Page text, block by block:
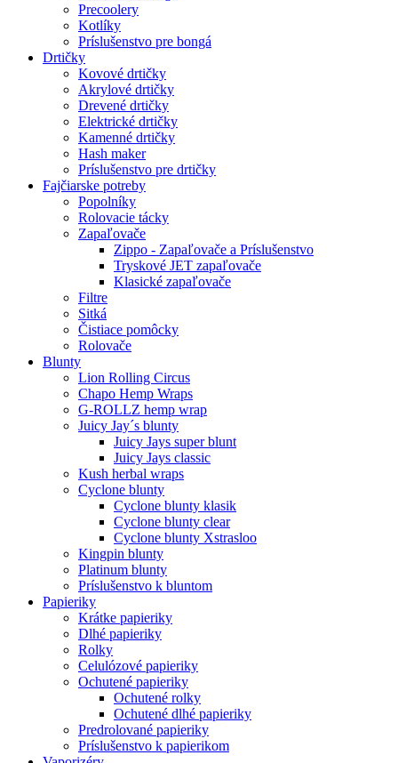
Precoolery
Kotlíky
Príslušenstvo pre bongá
Drtičky
Kovové drtičky
Akrylové drtičky
Drevené drtičky
Elektrické drtičky
Kamenné drtičky
Hash maker
Príslušenstvo pre drtičky
Fajčiarske potreby
Popolníky
Rolovacie tácky
Zapaľovače
Zippo - Zapaľovače a Príslušenstvo
Tryskové JET zapaľovače
Klasické zapaľovače
Filtre
Sitká
Čistiace pomôcky
Rolovače
Blunty
Lion Rolling Circus
Chapo Hemp Wraps
G-ROLLZ hemp wrap
Juicy Jay´s blunty
Juicy Jays super blunt
Juicy Jays classic
Kush herbal wraps
Cyclone blunty
Cyclone blunty klasik
Cyclone blunty clear
Cyclone blunty Xstrasloo
Kingpin blunty
Platinum blunty
Príslušenstvo k bluntom
Papieriky
Krátke papieriky
Dlhé papieriky
Rolky
Celulózové papieriky
Ochutené papieriky
Ochutené rolky
Ochutené dlhé papieriky
Predrolované papieriky
Príslušenstvo k papierikom